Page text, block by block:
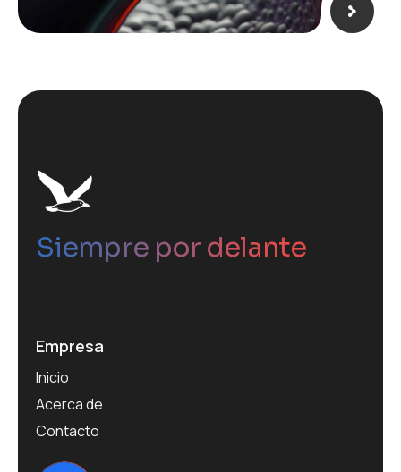
Siempre por delante
Empresa
Inicio
Acerca de
Contacto